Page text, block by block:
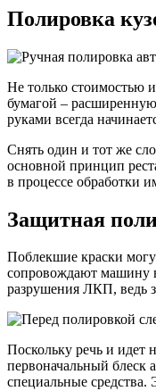
Полировка
Не только стоимостью
бумагой –
руками всегда
Снять один и тот же
основной принцип
в процессе обработки
Защитная
Поблекшие краски
сопровождают машину
разрушения ЛКП, ведь
Поскольку речь и идет
первоначальный блеск
специальные средства.